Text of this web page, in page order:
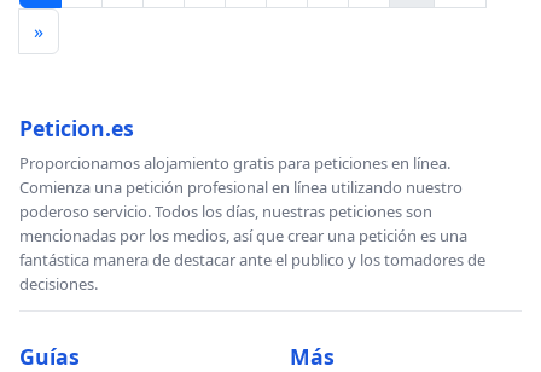
»
Peticion.es
Proporcionamos alojamiento gratis para peticiones en línea.
Comienza una petición profesional en línea utilizando nuestro
poderoso servicio. Todos los días, nuestras peticiones son
mencionadas por los medios, así que crear una petición es una
fantástica manera de destacar ante el publico y los tomadores de
decisiones.
Guías Más